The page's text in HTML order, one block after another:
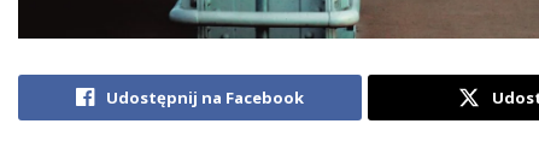
Udostępnij na Facebook